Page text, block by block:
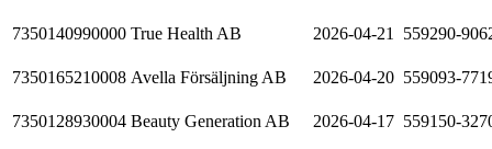
7350140990000 True Health AB 2026-04-21 559290-
7350165210008 Avella Försäljning AB 2026-04-20 559093-
7350128930004 Beauty Generation AB 2026-04-17 559150-